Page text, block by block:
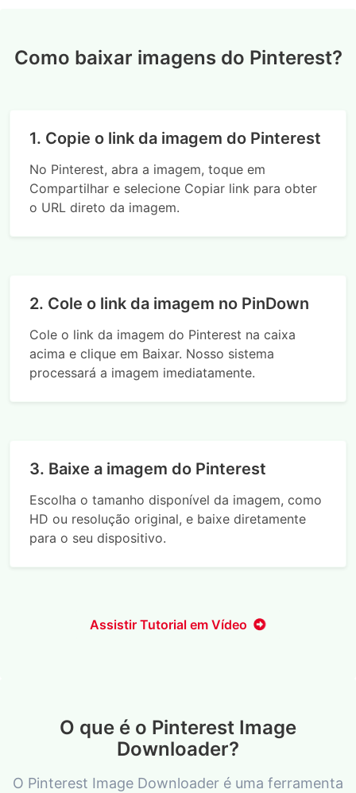
Como baixar imagens do Pinterest?
1. Copie o link da imagem do Pinterest
No Pinterest, abra a imagem, toque em
Compartilhar e selecione Copiar link para obter
o URL direto da imagem.
2. Cole o link da imagem no PinDown
Cole o link da imagem do Pinterest na caixa
acima e clique em Baixar. Nosso sistema
processará a imagem imediatamente.
3. Baixe a imagem do Pinterest
Escolha o tamanho disponível da imagem, como
HD ou resolução original, e baixe diretamente
para o seu dispositivo.
Assistir Tutorial em Vídeo
O que é o Pinterest Image
Downloader?
O Pinterest Image Downloader é uma ferramenta